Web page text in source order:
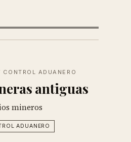
ADUANERO
antiguas
mineros
ADUANERO